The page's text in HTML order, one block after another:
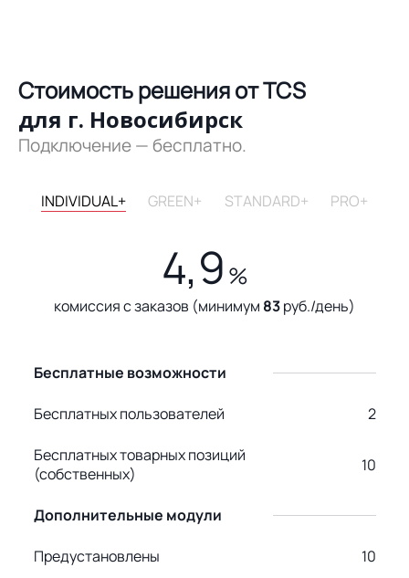
Стоимость решения от TCS
для г. Новосибирск
Подключение — бесплатно.
INDIVIDUAL+ GREEN+ STANDARD+ PRO+
4,9 %
комиссия с заказов (минимум 83руб./день)
Бесплатные возможности
Бесплатных пользователей 2
Бесплатных товарных позиций
(собственных)
10
Дополнительные модули
Предустановлены 10